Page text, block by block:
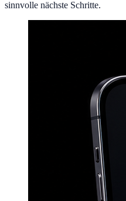
sinnvolle nächste Schritte.